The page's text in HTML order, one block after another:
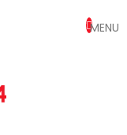
KOŠÍK